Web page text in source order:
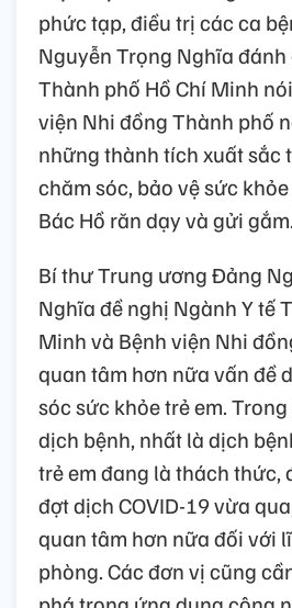
phức tạp, điều trị các ca
Nguyễn Trọng Nghĩa đánh
Thành phố Hồ Chí Minh
viện Nhi đồng Thành phố
những thành tích xuất sắc
chăm sóc, bảo vệ sức
Bác Hồ răn dạy và gửi gắm.
Bí thư Trung ương Đảng
Nghĩa đề nghị Ngành Y tế
Minh và Bệnh viện Nhi
quan tâm hơn nữa vấn đề
sóc sức khỏe trẻ em.
dịch bệnh, nhất là dịch
trẻ em đang là thách thức,
đợt dịch COVID-19 vừa
quan tâm hơn nữa đối với
phòng. Các đơn vị cũng